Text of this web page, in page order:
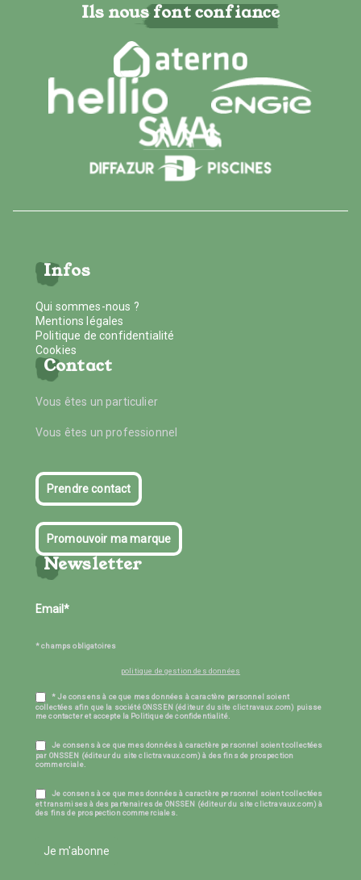
Ils nous font confiance
Infos
Qui sommes-nous ?
Mentions légales
Politique de confidentialité
Cookies
Contact
Vous êtes un particulier
Vous êtes un professionnel
Prendre contact
Promouvoir ma marque
Newsletter
* champs obligatoires
politique de gestion des données
* Je consens à ce que mes données à caractère personnel soient
collectées afin que la société ONSSEN (éditeur du site clictravaux.com) puisse
me contacter et accepte la Politique de confidentialité.
Je consens à ce que mes données à caractère personnel soient collectées
par ONSSEN (éditeur du site clictravaux.com) à des fins de prospection
commerciale.
Je consens à ce que mes données à caractère personnel soient collectées
et transmises à des partenaires de ONSSEN (éditeur du site clictravaux.com) à
des fins de prospection commerciales.
Je m'abonne